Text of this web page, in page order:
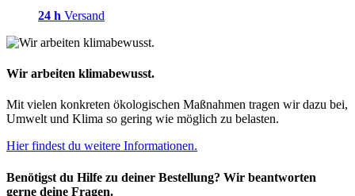
24 h Versand
Wir arbeiten klimabewusst.
Mit vielen konkreten ökologischen Maßnahmen tragen wir dazu bei,
Umwelt und Klima so gering wie möglich zu belasten.
Hier findest du weitere Informationen.
Benötigst du Hilfe zu deiner Bestellung? Wir beantworten
gerne deine Fragen.